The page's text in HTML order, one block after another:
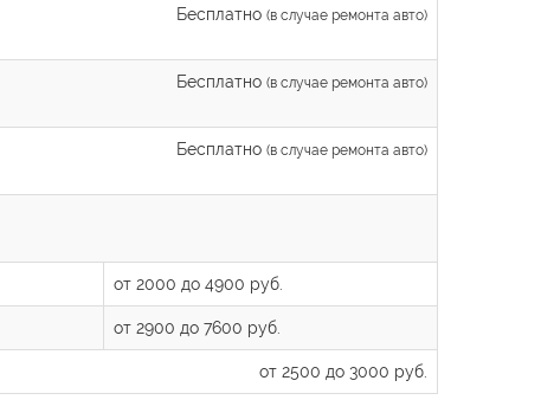
Бесплатно (в случае ремонта авто)
Бесплатно (в случае ремонта авто)
Бесплатно (в случае ремонта авто)
от 2000 до 4900 руб.
от 2900 до 7600 руб.
от 2500 до 3000 руб.